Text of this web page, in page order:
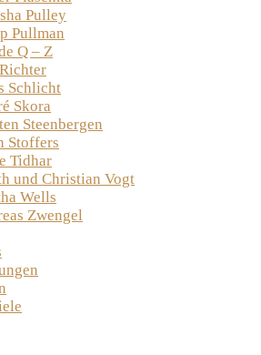
Pulley
Pullman
Q – Z
Schlicht
Skora
Steenbergen
Stoffers
Tidhar
und Christian Vogt
Wells
Zwengel